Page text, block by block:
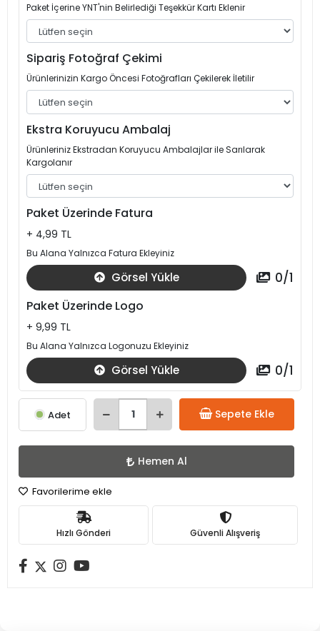
Paket İçerine YNT'nin Belirlediği Teşekkür Kartı Eklenir
Sipariş Fotoğraf Çekimi
Ürünlerinizin Kargo Öncesi Fotoğrafları Çekilerek İletilir
Ekstra Koruyucu Ambalaj
Ürünleriniz Ekstradan Koruyucu Ambalajlar ile Sarılarak
Kargolanır
Paket Üzerinde Fatura
+ 4,99 TL
Bu Alana Yalnızca Fatura Ekleyiniz
Görsel Yükle 0/1
Paket Üzerinde Logo
+ 9,99 TL
Bu Alana Yalnızca Logonuzu Ekleyiniz
Görsel Yükle 0/1
Adet Sepete Ekle
Hemen Al
Favorilerime ekle
Hızlı Gönderi Güvenli Alışveriş